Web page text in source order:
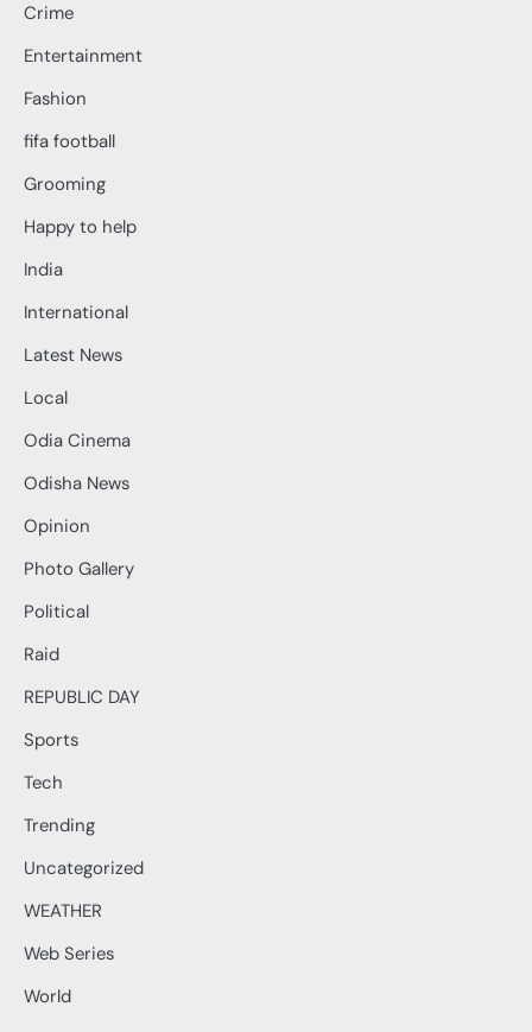
Crime
Entertainment
Fashion
fifa football
Grooming
Happy to help
India
International
Latest News
Local
Odia Cinema
Odisha News
Opinion
Photo Gallery
Political
Raid
REPUBLIC DAY
Sports
Tech
Trending
Uncategorized
WEATHER
Web Series
World